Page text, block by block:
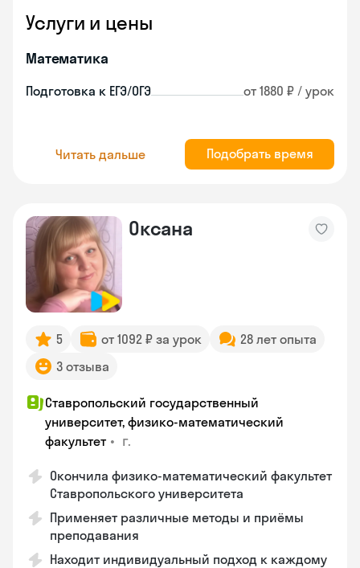
Услуги и цены
Математика
Подготовка к ЕГЭ/ОГЭ от 1880 ₽ / урок
Читать дальше Подобрать время
Оксана
5 от 1092 ₽ за урок
28 лет опыта
3 отзыва
Ставропольский государственный
университет, физико-математический
факультет • г.
Окончила физико-математический факультет
Ставропольского университета
Применяет различные методы и приёмы
преподавания
Находит индивидуальный подход к каждому